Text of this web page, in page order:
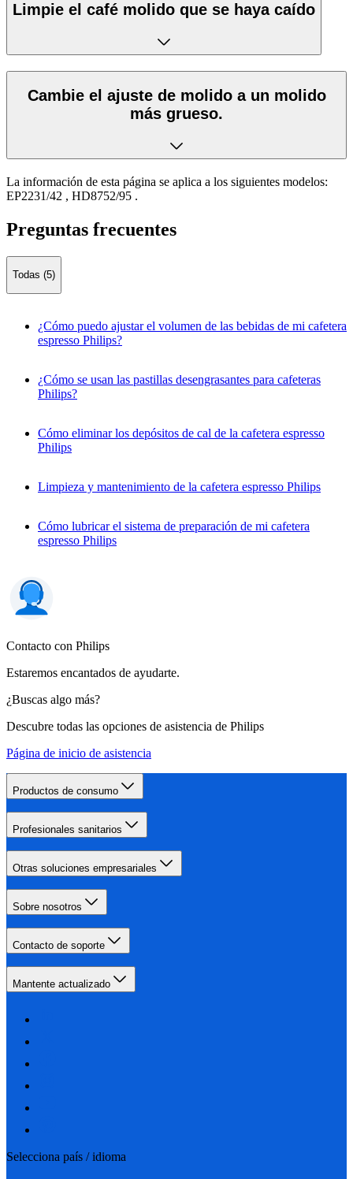
Limpie el café molido que se haya caído
Cambie el ajuste de molido a un molido
más grueso.
La información de esta página se aplica a los siguientes modelos:
EP2231/42 , HD8752/95 .
Preguntas frecuentes
Todas (5)
¿Cómo puedo ajustar el volumen de las bebidas de mi cafetera
espresso Philips?
¿Cómo se usan las pastillas desengrasantes para cafeteras
Philips?
Cómo eliminar los depósitos de cal de la cafetera espresso
Philips
Limpieza y mantenimiento de la cafetera espresso Philips
Cómo lubricar el sistema de preparación de mi cafetera
espresso Philips
Contacto con Philips
Estaremos encantados de ayudarte.
¿Buscas algo más?
Descubre todas las opciones de asistencia de Philips
Página de inicio de asistencia
Productos de consumo
Profesionales sanitarios
Otras soluciones empresariales
Sobre nosotros
Contacto de soporte
Mantente actualizado
Selecciona país / idioma